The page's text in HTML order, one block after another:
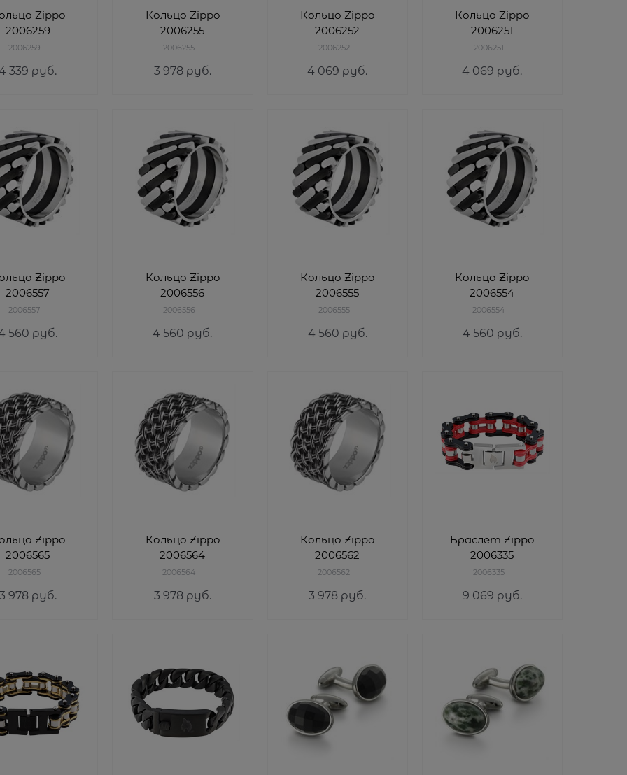
Zippo
2006259
2006259
339 руб.
Кольцо Zippo
2006255
2006255
3 978 руб.
Кольцо Zippo
2006252
2006252
4 069 руб.
Кольцо Zippo
2006251
2006251
4 069 руб.
Zippo
2006557
2006557
560 руб.
Кольцо Zippo
2006556
2006556
4 560 руб.
Кольцо Zippo
2006555
2006555
4 560 руб.
Кольцо Zippo
2006554
2006554
4 560 руб.
Zippo
2006565
2006565
978 руб.
Кольцо Zippo
2006564
2006564
3 978 руб.
Кольцо Zippo
2006562
2006562
3 978 руб.
Браслет Zippo
2006335
2006335
9 069 руб.